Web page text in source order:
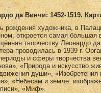
да Винчи: 1452-1519.
рождения художника, в
откроется самая
творчеству Леонардо
проводилась в 1939 г.
и сферы творчества
«Природа и искусство
души»,
«Небесам и земле:
«Миф».